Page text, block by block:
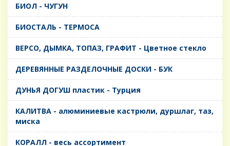
БИОЛ - ЧУГУН
БИОСТАЛЬ - ТЕРМОСА
ВЕРСО, ДЫМКА, ТОПАЗ, ГРАФИТ - Цветное стекло
ДЕРЕВЯННЫЕ РАЗДЕЛОЧНЫЕ ДОСКИ - БУК
ДУНЬЯ ДОГУШ пластик - Турция
КАЛИТВА - алюминиевые кастрюли, дуршлаг, таз,
миска
КОРАЛЛ - весь ассортимент